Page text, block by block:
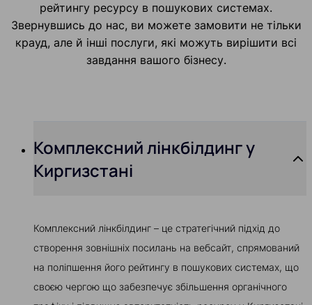
рейтингу ресурсу в пошукових системах.
Звернувшись до нас, ви можете замовити не тільки
крауд, але й інші послуги, які можуть вирішити всі
завдання вашого бізнесу.
Комплексний лінкбілдинг у
Киргизстані
Комплексний лінкбілдинг – це стратегічний підхід до
створення зовнішніх посилань на вебсайт, спрямований
на поліпшення його рейтингу в пошукових системах, що
своєю чергою що забезпечує збільшення органічного